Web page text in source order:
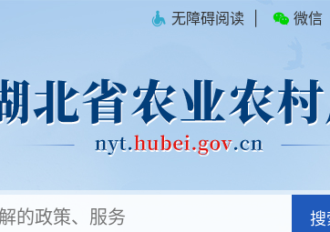
无障碍阅读 微信